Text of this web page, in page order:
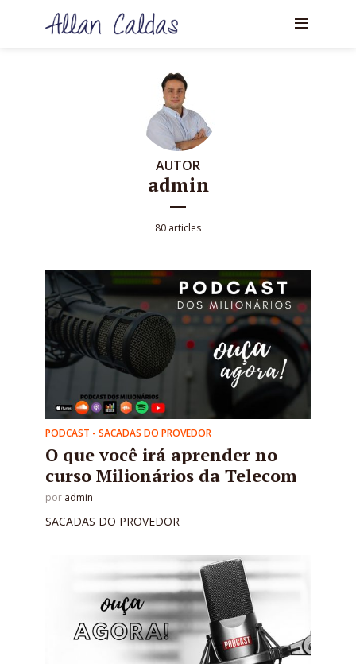
AUTOR
admin
80 articles
PODCAST - SACADAS DO PROVEDOR
O que você irá aprender no
curso Milionários da Telecom
por admin
SACADAS DO PROVEDOR